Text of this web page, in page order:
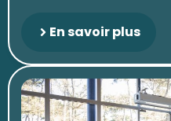
En savoir plus